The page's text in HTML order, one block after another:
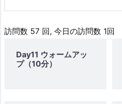
訪問数 57 回, 今日の訪問数 1回
Day11 ウォームアッ
プ（10分）